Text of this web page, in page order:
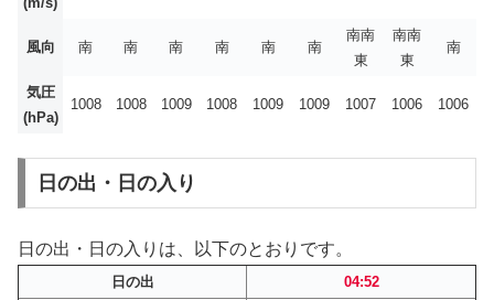
風向 南 南 南 南 南 南
南南
東
南南
東
南
気圧
(hPa)
1008 1008 1009 1008 1009 1009 1007 1006 1006
日の出・日の入り
日の出・日の入りは、以下のとおりです。
日の出
04:52